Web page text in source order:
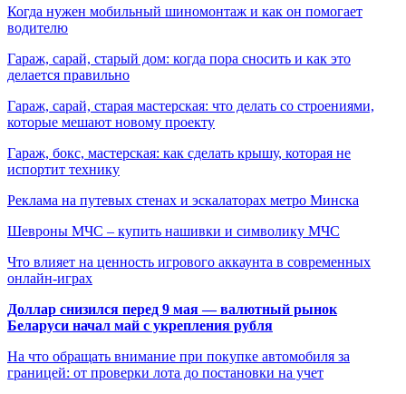
Когда нужен мобильный шиномонтаж и как он помогает
водителю
Гараж, сарай, старый дом: когда пора сносить и как это
делается правильно
Гараж, сарай, старая мастерская: что делать со строениями,
которые мешают новому проекту
Гараж, бокс, мастерская: как сделать крышу, которая не
испортит технику
Реклама на путевых стенах и эскалаторах метро Минска
Шевроны МЧС – купить нашивки и символику МЧС
Что влияет на ценность игрового аккаунта в современных
онлайн-играх
Доллар снизился перед 9 мая — валютный рынок
Беларуси начал май с укрепления рубля
На что обращать внимание при покупке автомобиля за
границей: от проверки лота до постановки на учет